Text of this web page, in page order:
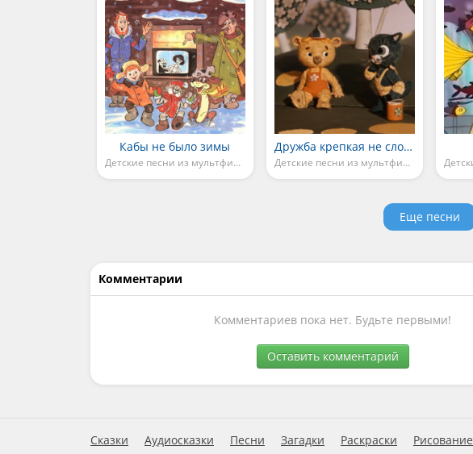
Кабы не было зимы
Детские песни из мультфильмов
Дружба крепкая не сломается
Детские песни из мультфильмов
Еще песни
Комментарии
Комментариев пока нет. Будьте первыми!
Оставить комментарий
Сказки Аудиосказки Песни Загадки Раскраски Рисование